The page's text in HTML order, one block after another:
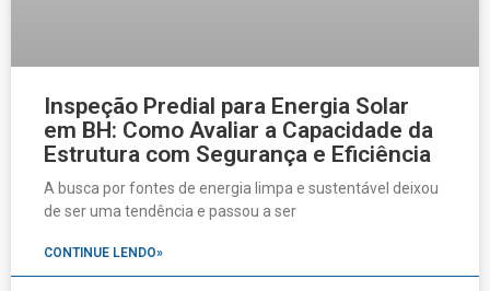
Inspeção Predial para Energia Solar
em BH: Como Avaliar a Capacidade da
Estrutura com Segurança e Eficiência
A busca por fontes de energia limpa e sustentável deixou
de ser uma tendência e passou a ser
CONTINUE LENDO»